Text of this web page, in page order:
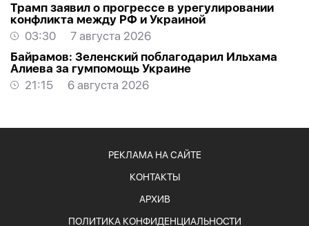
Трамп заявил о прогрессе в урегулировании
конфликта между РФ и Украиной
03:30
7 августа 2026
Байрамов: Зеленский поблагодарил Ильхама
Алиева за гумпомощь Украине
21:15
6 августа 2026
РЕКЛАМА НА САЙТЕ
КОНТАКТЫ
АРХИВ
ПОЛИТИКА КОНФИДЕНЦИАЛЬНОСТИ